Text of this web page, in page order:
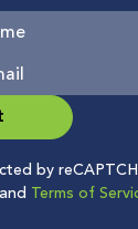
by
and Terms of